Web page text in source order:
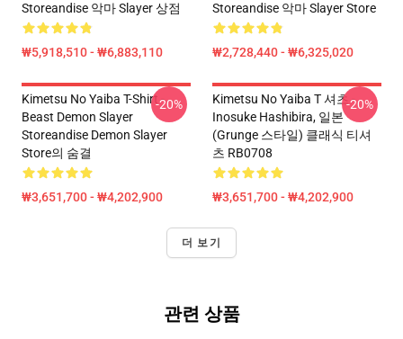
Storeandise 악마 Slayer 상점
₩5,918,510 - ₩6,883,110
Storeandise 악마 Slayer Store
₩2,728,440 - ₩6,325,020
Kimetsu No Yaiba T-Shirt -
Beast Demon Slayer
Storeandise Demon Slayer
Store의 숨결
₩3,651,700 - ₩4,202,900
-20%
Kimetsu No Yaiba T 셔츠 -
Inosuke Hashibira, 일본
(Grunge 스타일) 클래식 티셔
츠 RB0708
₩3,651,700 - ₩4,202,900
-20%
더 보기
관련 상품